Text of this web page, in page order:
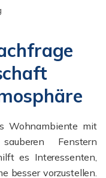
Wohnambiente mit
Fenstern
es Interessenten,
besser vorzustellen.